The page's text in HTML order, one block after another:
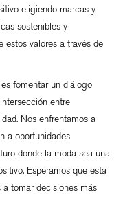
eligiendo marcas y
sostenibles y
estos valores a través de
fomentar un diálogo
entre
Nos enfrentamos a
a oportunidades
donde la moda sea una
Esperamos que esta
tomar decisiones más